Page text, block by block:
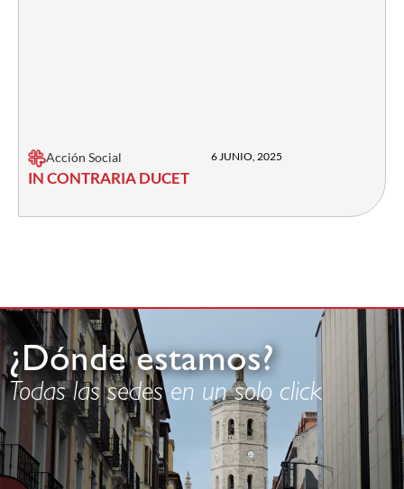
Acción Social 6 JUNIO, 2025
IN CONTRARIA DUCET
¿Dónde estamos?
Todas las sedes en un solo click